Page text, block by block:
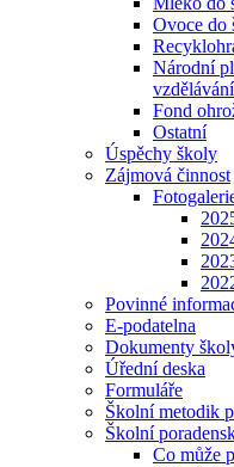
Ovoce do
Národní
Fond
Ostatní
Úspěchy školy
Zájmová činnost
Povinné
E-podatelna
Dokumenty
Úřední deska
Formuláře
Školní metodik
Školní
Co může